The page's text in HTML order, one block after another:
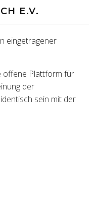
E.V.
eingetragener
offene Plattform für
der
sein mit der